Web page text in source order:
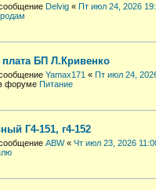
Delvig « Пт июл 24, 2026
плата БП Л.Кривенко
Yamax171 « Пт июл 24,
форуме Питание
Г4-151, г4-152
ABW« Чт июл 23, 2026